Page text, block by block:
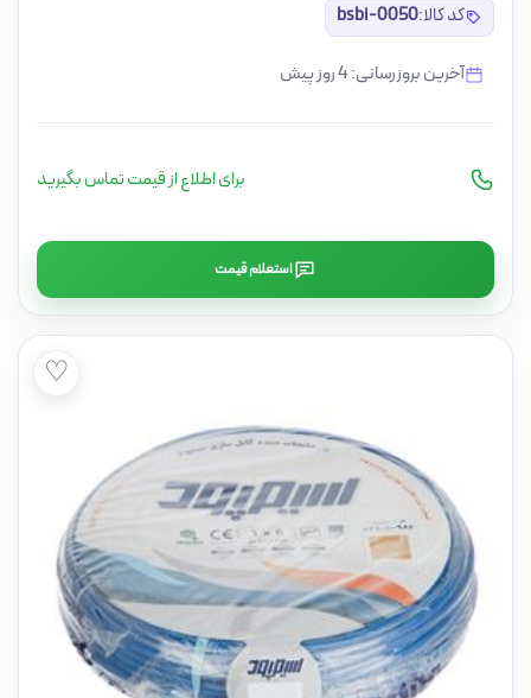
کد کالا:bsbi-0050
آخرین بروزرسانی: 4 روز پیش
برای اطلاع از قیمت تماس بگیرید
استعلام قیمت
♡